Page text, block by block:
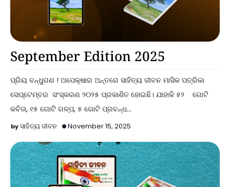
September Edition 2025
ପ୍ରିୟ ବନ୍ଧୁଗଣ ! ଅପେକ୍ଷାର ଅନ୍ତରେ ସାହିତ୍ୟ ଜୀବନ ମାସିକ ପତ୍ରିକା
ସେପ୍ଟେମ୍ବର ସଂସ୍କରଣ ୨୦୨୫ ପ୍ରକାଶିତ ହୋଇଛି। ଯାହାକି ୫୨ ଗୋଟି
କବିତା, ୧୫ ଗୋଟି ଗଳ୍ପ, ୫ ଗୋଟି ପ୍ରବନ୍ଧ…
ସାହିତ୍ୟ ଜୀବନ November 15, 2025